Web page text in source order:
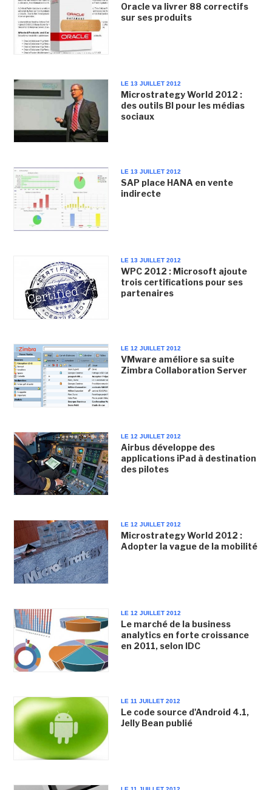
Oracle va livrer 88 correctifs
sur ses produits
LE 13 JUILLET 2012
Microstrategy World 2012 :
des outils BI pour les médias
sociaux
LE 13 JUILLET 2012
SAP place HANA en vente
indirecte
LE 13 JUILLET 2012
WPC 2012 : Microsoft ajoute
trois certifications pour ses
partenaires
LE 12 JUILLET 2012
VMware améliore sa suite
Zimbra Collaboration Server
LE 12 JUILLET 2012
Airbus développe des
applications iPad à destination
des pilotes
LE 12 JUILLET 2012
Microstrategy World 2012 :
Adopter la vague de la mobilité
LE 12 JUILLET 2012
Le marché de la business
analytics en forte croissance
en 2011, selon IDC
LE 11 JUILLET 2012
Le code source d'Android 4.1,
Jelly Bean publié